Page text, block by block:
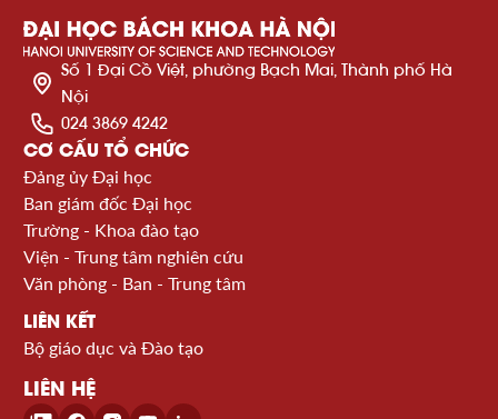
Số 1 Đại Cồ Việt, phường Bạch Mai, Thành phố Hà
Nội
024 3869 4242
CƠ CẤU TỔ CHỨC
Đảng ủy Đại học
Ban giám đốc Đại học
Trường - Khoa đào tạo
Viện - Trung tâm nghiên cứu
Văn phòng - Ban - Trung tâm
LIÊN KẾT
Bộ giáo dục và Đào tạo
LIÊN HỆ